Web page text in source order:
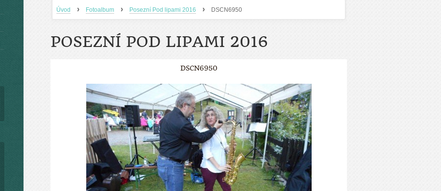
Úvod › Fotoalbum › Posezní Pod lipami 2016 › DSCN6950
POSEZNÍ POD LIPAMI 2016
DSCN6950